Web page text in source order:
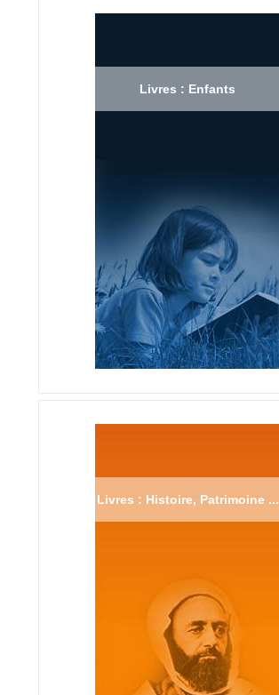
Livres : Enfants
Livres : Histoire, Patrimoine ...